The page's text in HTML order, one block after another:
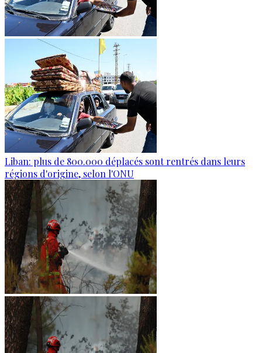
Liban: plus de 800.000 déplacés sont rentrés dans leurs
régions d'origine, selon l'ONU